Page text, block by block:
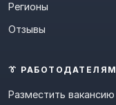
Регионы
Отзывы
👔 РАБОТОДАТЕЛЯМ
Разместить вакансию